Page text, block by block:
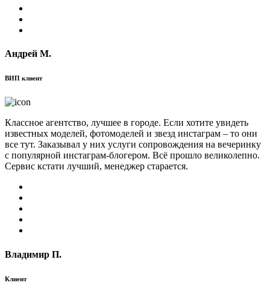
Андрей М.
ВИП клиент
Классное агентство, лучшее в городе. Если хотите увидеть
известных моделей, фотомоделей и звезд инстаграм – то они
все тут. Заказывал у них услуги сопровождения на вечеринку
с популярной инстаграм-блогером. Всё прошло великолепно.
Сервис кстати лучший, менеджер старается.
Владимир П.
Клиент